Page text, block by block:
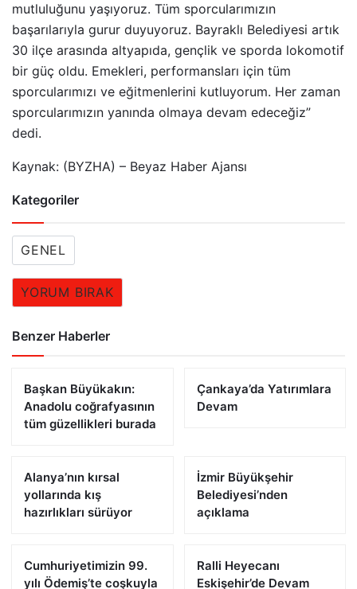
mutluluğunu yaşıyoruz. Tüm sporcularımızın
başarılarıyla gurur duyuyoruz. Bayraklı Belediyesi artık
30 ilçe arasında altyapıda, gençlik ve sporda lokomotif
bir güç oldu. Emekleri, performansları için tüm
sporcularımızı ve eğitmenlerini kutluyorum. Her zaman
sporcularımızın yanında olmaya devam edeceğiz”
dedi.
Kaynak: (BYZHA) – Beyaz Haber Ajansı
Kategoriler
GENEL
YORUM BIRAK
Benzer Haberler
Başkan Büyükakın:
Anadolu coğrafyasının
tüm güzellikleri burada
Çankaya’da Yatırımlara
Devam
Alanya’nın kırsal
yollarında kış
hazırlıkları sürüyor
İzmir Büyükşehir
Belediyesi’nden
açıklama
Cumhuriyetimizin 99.
yılı Ödemiş’te coşkuyla
Ralli Heyecanı
Eskişehir’de Devam